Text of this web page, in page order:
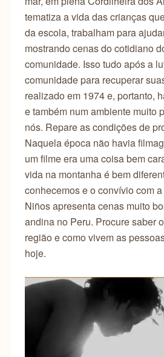
tematiza a vida das crianças
da escola, trabalham para
mostrando cenas do cotidiano
comunidade. Isso tudo após a
comunidade para recuperar
realizado em 1974 e, portanto,
e também num ambiente muito
nós. Repare as condições de
Naquela época não havia
um filme era uma coisa bem
vida na montanha é bem
conhecemos e o convívio com
Niños apresenta cenas muito
andina no Peru. Procure saber
região e como vivem as
hoje.